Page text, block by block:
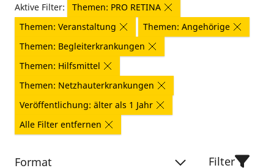
Aktive Filter:
Themen: PRO RETINA
Themen: Veranstaltung
Themen: Angehörige
Themen: Begleiterkrankungen
Themen: Hilfsmittel
Themen: Netzhauterkrankungen
Veröffentlichung: älter als 1 Jahr
Alle Filter entfernen
Format Filter